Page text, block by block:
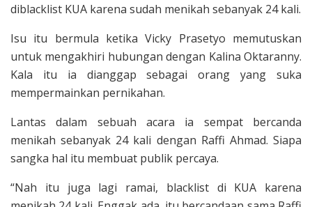
diblacklist KUA karena sudah menikah sebanyak 24 kali.
Isu itu bermula ketika Vicky Prasetyo memutuskan
untuk mengakhiri hubungan dengan Kalina Oktaranny.
Kala itu ia dianggap sebagai orang yang suka
mempermainkan pernikahan.
Lantas dalam sebuah acara ia sempat bercanda
menikah sebanyak 24 kali dengan Raffi Ahmad. Siapa
sangka hal itu membuat publik percaya.
“Nah itu juga lagi ramai, blacklist di KUA karena